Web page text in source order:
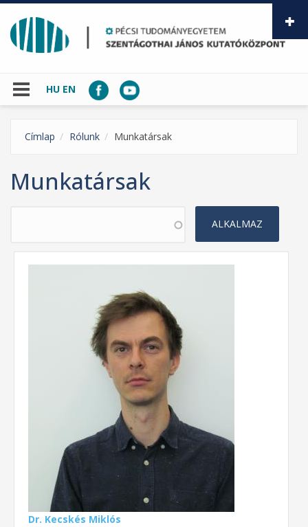
Ugrás a tartalomra
HU EN
Címlap Rólunk Munkatársak
Munkatársak
Dr. Kecskés Miklós